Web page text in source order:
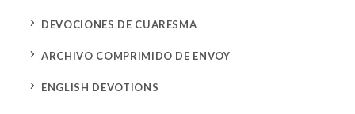
5 DEVOCIONES DE CUARESMA
5 ARCHIVO COMPRIMIDO DE ENVOY
5 ENGLISH DEVOTIONS